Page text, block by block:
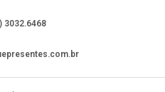
3032.6468